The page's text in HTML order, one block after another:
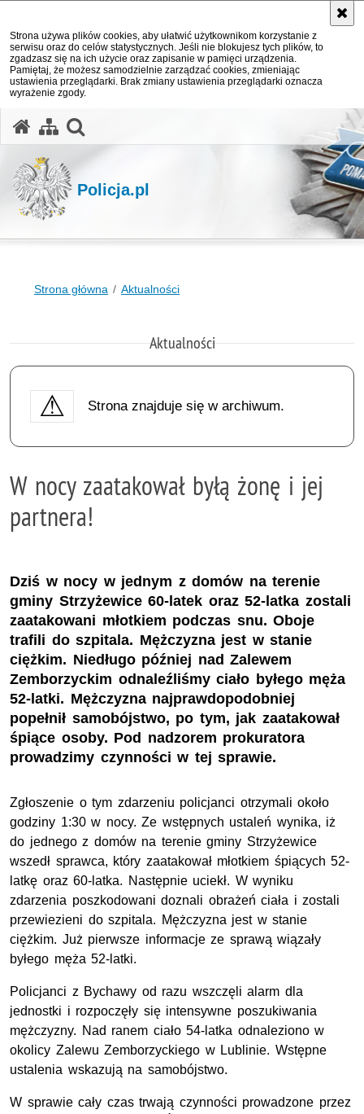
Strona używa plików cookies, aby ułatwić użytkownikom korzystanie z
serwisu oraz do celów statystycznych. Jeśli nie blokujesz tych plików, to
zgadzasz się na ich użycie oraz zapisanie w pamięci urządzenia.
Pamiętaj, że możesz samodzielnie zarządzać cookies, zmieniając
ustawienia przeglądarki. Brak zmiany ustawienia przeglądarki oznacza
wyrażenie zgody.
Policja.pl
Strona główna Aktualności
Aktualności
Strona znajduje się w archiwum.
W nocy zaatakował byłą żonę i jej
partnera!
Dziś w nocy w jednym z domów na terenie
gminy Strzyżewice 60-latek oraz 52-latka zostali
zaatakowani młotkiem podczas snu. Oboje
trafili do szpitala. Mężczyzna jest w stanie
ciężkim. Niedługo później nad Zalewem
Zemborzyckim odnaleźliśmy ciało byłego męża
52-latki. Mężczyzna najprawdopodobniej
popełnił samobójstwo, po tym, jak zaatakował
śpiące osoby. Pod nadzorem prokuratora
prowadzimy czynności w tej sprawie.
Zgłoszenie o tym zdarzeniu policjanci otrzymali około
godziny 1:30 w nocy. Ze wstępnych ustaleń wynika, iż
do jednego z domów na terenie gminy Strzyżewice
wszedł sprawca, który zaatakował młotkiem śpiących 52-
latkę oraz 60-latka. Następnie uciekł. W wyniku
zdarzenia poszkodowani doznali obrażeń ciała i zostali
przewiezieni do szpitala. Mężczyzna jest w stanie
ciężkim. Już pierwsze informacje ze sprawą wiązały
byłego męża 52-latki.
Policjanci z Bychawy od razu wszczęli alarm dla
jednostki i rozpoczęły się intensywne poszukiwania
mężczyzny. Nad ranem ciało 54-latka odnaleziono w
okolicy Zalewu Zemborzyckiego w Lublinie. Wstępne
ustalenia wskazują na samobójstwo.
W sprawie cały czas trwają czynności prowadzone przez